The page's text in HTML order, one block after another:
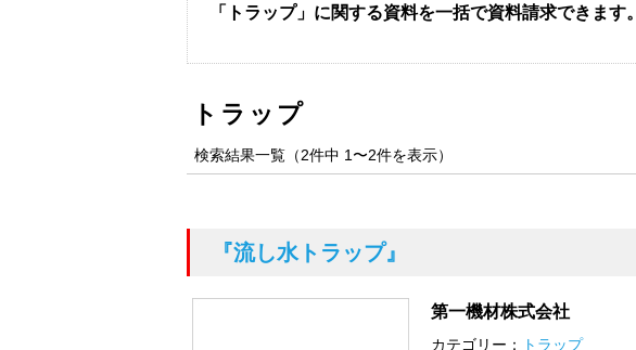
「トラップ」に関する資料を一括で資料請求できます。
トラップ
検索結果一覧（2件中 1〜2件を表示）
『流し水トラップ』
第一機材株式会社
カテゴリー：
トラップ